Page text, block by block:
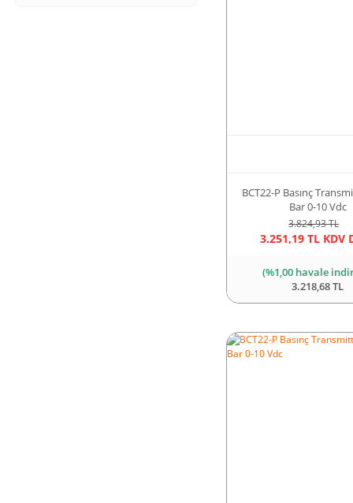
BCT22-P Basınç
Bar 0-10 Vdc
3.824,93 TL
3.251,19 TL KDV
(%1,00 havale
3.218,68 TL